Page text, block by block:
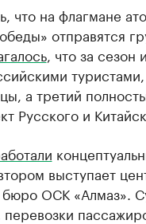
что на флагмане
отправятся
, что за сезон
а третий
Русского и
выступает
ОСК «Алмаз».